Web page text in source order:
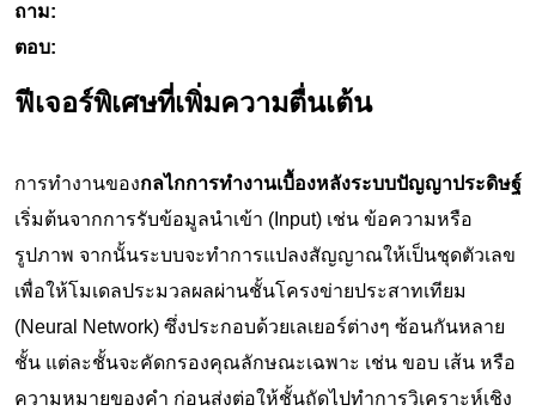
ถาม:
ตอบ:
ฟีเจอร์พิเศษที่เพิ่มความตื่นเต้น
การทำงานของกลไกการทำงานเบื้องหลังระบบปัญญาประดิษฐ์
เริ่มต้นจากการรับข้อมูลนำเข้า (Input) เช่น ข้อความหรือ
รูปภาพ จากนั้นระบบจะทำการแปลงสัญญาณให้เป็นชุดตัวเลข
เพื่อให้โมเดลประมวลผลผ่านชั้นโครงข่ายประสาทเทียม
(Neural Network) ซึ่งประกอบด้วยเลเยอร์ต่างๆ ซ้อนกันหลาย
ชั้น แต่ละชั้นจะคัดกรองคุณลักษณะเฉพาะ เช่น ขอบ เส้น หรือ
ความหมายของคำ ก่อนส่งต่อให้ชั้นถัดไปทำการวิเคราะห์เชิง